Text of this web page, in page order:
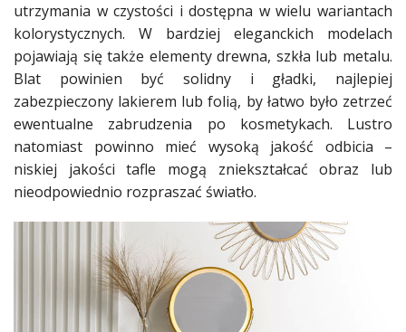
utrzymania w czystości i dostępna w wielu wariantach
kolorystycznych. W bardziej eleganckich modelach
pojawiają się także elementy drewna, szkła lub metalu.
Blat powinien być solidny i gładki, najlepiej
zabezpieczony lakierem lub folią, by łatwo było zetrzeć
ewentualne zabrudzenia po kosmetykach. Lustro
natomiast powinno mieć wysoką jakość odbicia –
niskiej jakości tafle mogą zniekształcać obraz lub
nieodpowiednio rozpraszać światło.